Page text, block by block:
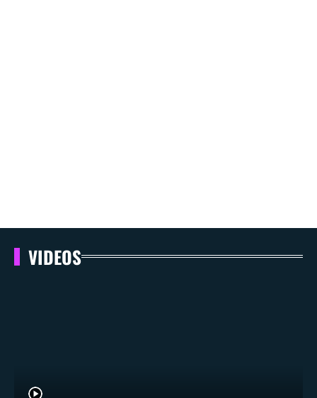
VIDEOS